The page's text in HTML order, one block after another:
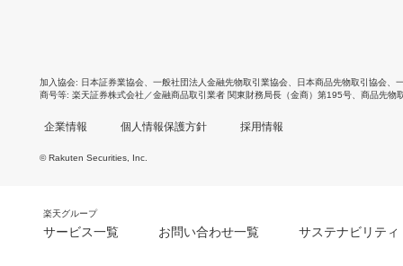
加入協会 日本証券業協会 一般社団法人金融先物取引業協会 日本商品先物取引協会
商号等 楽天証券株式会社／金融商品取引業者 関東財務局長（金商）第195号、商品先物
企業情報 個人情報保護方針 採用情報
© Rakuten Securities, Inc.
楽天グループ
サービス一覧 お問い合わせ一覧 サステナビリティ